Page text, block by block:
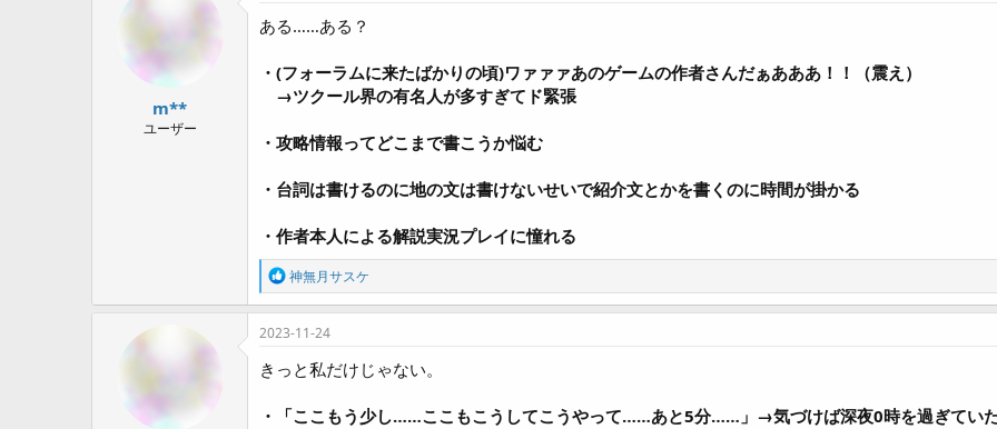
o
s
:
m**
ユーザー
ある……ある？
・(フォーラムに来たばかりの頃)ワァァァあのゲームの作者さんだぁあああ！！（震え）
→ツクール界の有名人が多すぎてド緊張
・攻略情報ってどこまで書こうか悩む
・台詞は書けるのに地の文は書けないせいで紹介文とかを書くのに時間が掛かる
・作者本人による解説実況プレイに憧れる
R
e
a
c
o
s
神無月サスケ
2023-11-24
きっと私だけじゃない。
・「ここもう少し……ここもこうしてこうやって……あと5分……」→気づけば深夜0時を過ぎてい